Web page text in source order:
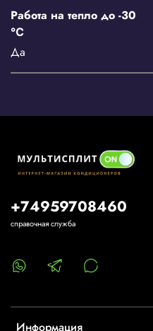
Работа на тепло до -30
℃
Да
Информация
+74959708460
справочная служба